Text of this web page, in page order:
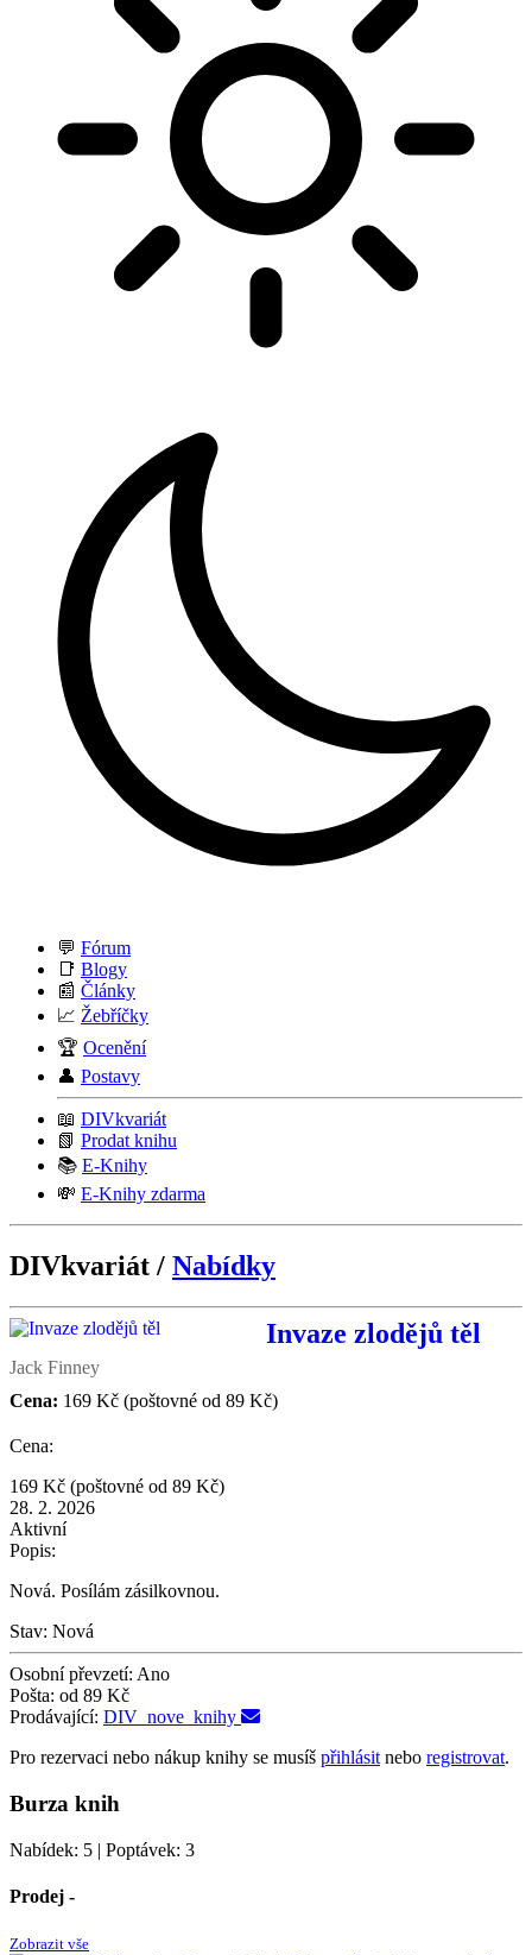
💬 Fórum
📑 Blogy
📰 Články
📈 Žebříčky
🏆 Ocenění
👤 Postavy
📖 DIVkvariát
📗 Prodat knihu
📚 E-Knihy
💸 E-Knihy zdarma
DIVkvariát / Nabídky
Invaze zlodějů těl
Jack Finney
Cena: 169 Kč (poštovné od 89 Kč)
Cena:
169 Kč (poštovné od 89 Kč)
28. 2. 2026
Aktivní
Popis:
Nová. Posílám zásilkovnou.
Stav: Nová
Osobní převzetí: Ano
Pošta: od 89 Kč
Prodávající: DIV_nove_knihy
Pro rezervaci nebo nákup knihy se musíš přihlásit nebo registrovat.
Burza knih
Nabídek: 5 | Poptávek: 3
Prodej -
Zobrazit vše